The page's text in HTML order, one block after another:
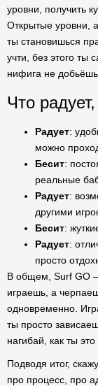
уровни, получить
Открытые уровни,
ты становишься
учти, без этого
нифига не
Что
Радует:
можно
Бесит:
реальные
Радует:
другими
Бесит:
Радует:
просто
В общем, Surf GO
играешь, а
одновременно.
ты просто
нагибай, как ты
Подводя итог,
про процесс, про